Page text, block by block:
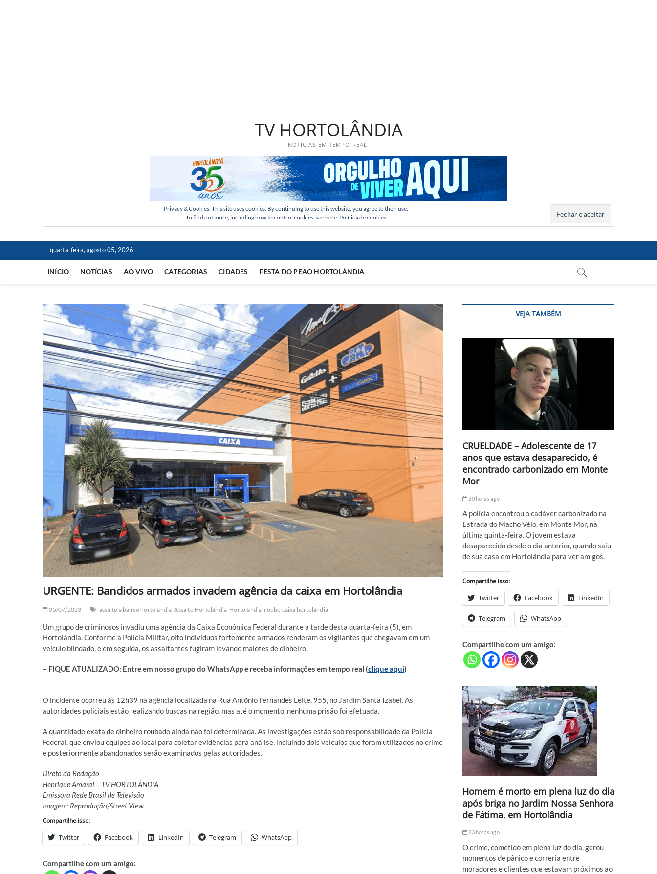
TV HORTOLÂNDIA
NOTÍCIAS EM TEMPO REAL!
Privacy & Cookies: This site uses cookies. By continuing to use this website, you agree to their use.
To find out more, including how to control cookies, see here: Política de cookies
quarta-feira, agosto 05, 2026
INÍCIO NOTÍCIAS AO VIVO CATEGORIAS CIDADES FESTA DO PEÃO HORTOLÂNDIA
URGENTE: Bandidos armados invadem agência da caixa em Hortolândia
05/07/2023 assalto a banco hortolândia Assalto Hortolândia Hortolândia roubo caixa hortolândia
Um grupo de criminosos invadiu uma agência da Caixa Econômica Federal durante a tarde desta quarta-feira (5), em
Hortolândia. Conforme a Polícia Militar, oito indivíduos fortemente armados renderam os vigilantes que chegavam em um
veículo blindado, e em seguida, os assaltantes fugiram levando malotes de dinheiro.
– FIQUE ATUALIZADO: Entre em nosso grupo do WhatsApp e receba informações em tempo real (clique aqui)
O incidente ocorreu às 12h39 na agência localizada na Rua Antônio Fernandes Leite, 955, no Jardim Santa Izabel. As
autoridades policiais estão realizando buscas na região, mas até o momento, nenhuma prisão foi efetuada.
A quantidade exata de dinheiro roubado ainda não foi determinada. As investigações estão sob responsabilidade da Polícia
Federal, que enviou equipes ao local para coletar evidências para análise, incluindo dois veículos que foram utilizados no crime
e posteriormente abandonados serão examinados pelas autoridades.
Direto da Redação
Henrique Amaral – TV HORTOLÂNDIA
Emissora Rede Brasil de Televisão
Imagem: Reprodução/Street View
Compartilhe isso:
Twitter Facebook LinkedIn Telegram WhatsApp
Compartilhe com um amigo:
VEJA TAMBÉM
CRUELDADE – Adolescente de 17
anos que estava desaparecido, é
encontrado carbonizado em Monte
Mor
20 horas ago
A polícia encontrou o cadáver carbonizado na
Estrada do Macho Véio, em Monte Mor, na
última quinta-feira. O jovem estava
desaparecido desde o dia anterior, quando saiu
de sua casa em Hortolândia para ver amigos.
Compartilhe isso:
Twitter Facebook LinkedIn
Telegram WhatsApp
Compartilhe com um amigo:
Homem é morto em plena luz do dia
após briga no Jardim Nossa Senhora
de Fátima, em Hortolândia
23 horas ago
O crime, cometido em plena luz do dia, gerou
momentos de pânico e correria entre
moradores e clientes que estavam próximos ao